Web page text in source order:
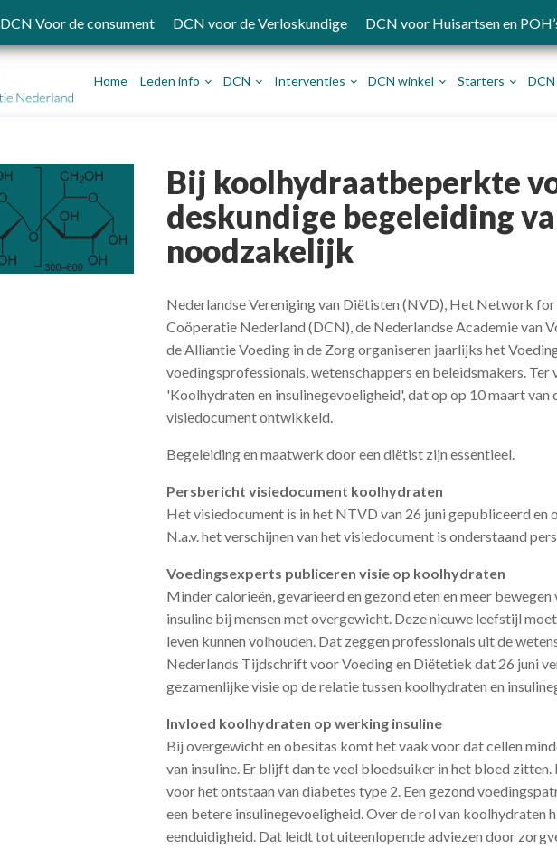
DCN Voor de consument DCN voor de Verloskundige DCN voor Huisartsen en
Home Leden info DCN Interventies DCN winkel Starters
Bij koolhydraatbeperkte
deskundige begeleiding
noodzakelijk
Nederlandse Vereniging van Diëtisten (NVD), Het Network
Coöperatie Nederland (DCN), de Nederlandse Academie van
de Alliantie Voeding in de Zorg organiseren jaarlijks het
voedingsprofessionals, wetenschappers en beleidsmakers.
'Koolhydraten en insulinegevoeligheid', dat op op 10 maart van
visiedocument ontwikkeld.
Begeleiding en maatwerk door een diëtist zijn essentieel.
Persbericht visiedocument koolhydraten
Het visiedocument is in het NTVD van 26 juni gepubliceerd en
N.a.v. het verschijnen van het visiedocument is onderstaand
Voedingsexperts publiceren visie op koolhydraten
Minder calorieën, gevarieerd en gezond eten en meer
insuline bij mensen met overgewicht. Deze nieuwe leefstijl
leven kunnen volhouden. Dat zeggen professionals uit de
Nederlands Tijdschrift voor Voeding en Diëtetiek dat 26 juni
gezamenlijke visie op de relatie tussen koolhydraten en
Invloed koolhydraten op werking insuline
Bij overgewicht en obesitas komt het vaak voor dat cellen
van insuline. Er blijft dan te veel bloedsuiker in het bloed zitten.
voor het ontstaan van diabetes type 2. Een gezond
een betere insulinegevoeligheid. Over de rol van koolhydraten
eenduidigheid. Dat leidt tot uiteenlopende adviezen door